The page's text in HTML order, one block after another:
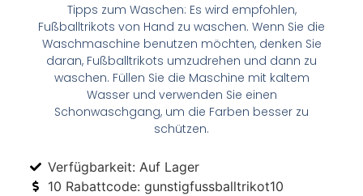
Tipps zum Waschen: Es wird empfohlen,
Fußballtrikots von Hand zu waschen. Wenn Sie die
Waschmaschine benutzen möchten, denken Sie
daran, Fußballtrikots umzudrehen und dann zu
waschen. Füllen Sie die Maschine mit kaltem
Wasser und verwenden Sie einen
Schonwaschgang, um die Farben besser zu
schützen.
Verfügbarkeit: Auf Lager
10 Rabattcode: gunstigfussballtrikot10